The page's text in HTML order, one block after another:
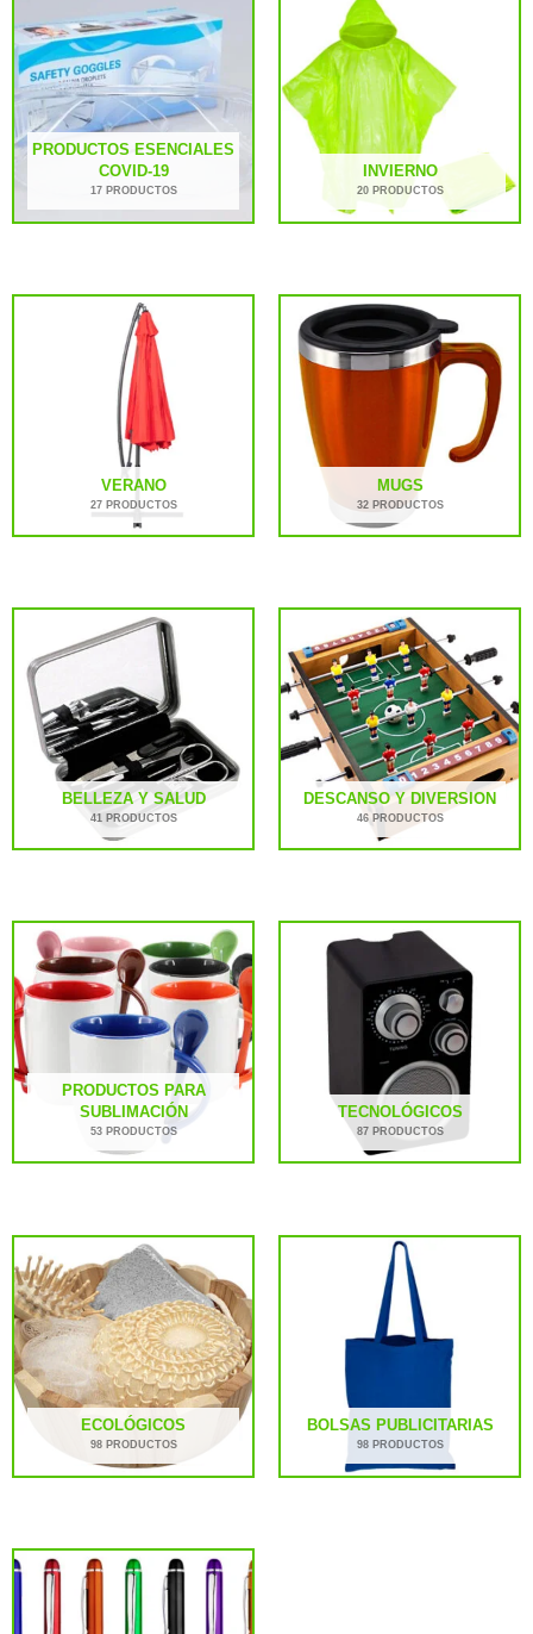
PRODUCTOS ESENCIALES
COVID-19
17 PRODUCTOS
INVIERNO
20 PRODUCTOS
VERANO
27 PRODUCTOS
MUGS
32 PRODUCTOS
BELLEZA Y SALUD
41 PRODUCTOS
DESCANSO Y DIVERSION
46 PRODUCTOS
PRODUCTOS PARA
SUBLIMACIÓN
53 PRODUCTOS
TECNOLÓGICOS
87 PRODUCTOS
ECOLÓGICOS
98 PRODUCTOS
BOLSAS PUBLICITARIAS
98 PRODUCTOS